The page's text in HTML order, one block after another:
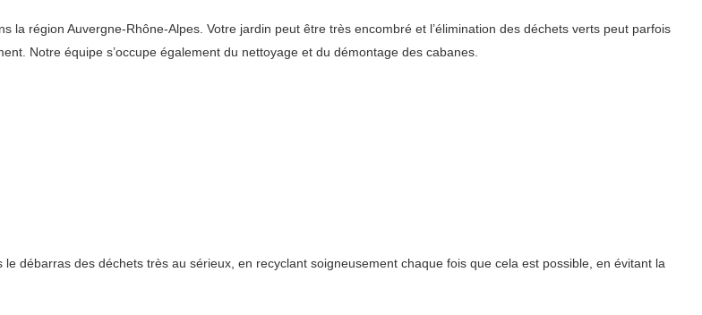
région Auvergne-Rhône-Alpes. Votre jardin peut être très encombré et l’élimination des déchets verts peut parfois
Notre équipe s’occupe également du nettoyage et du démontage des cabanes.
débarras des déchets très au sérieux, en recyclant soigneusement chaque fois que cela est possible, en évitant la